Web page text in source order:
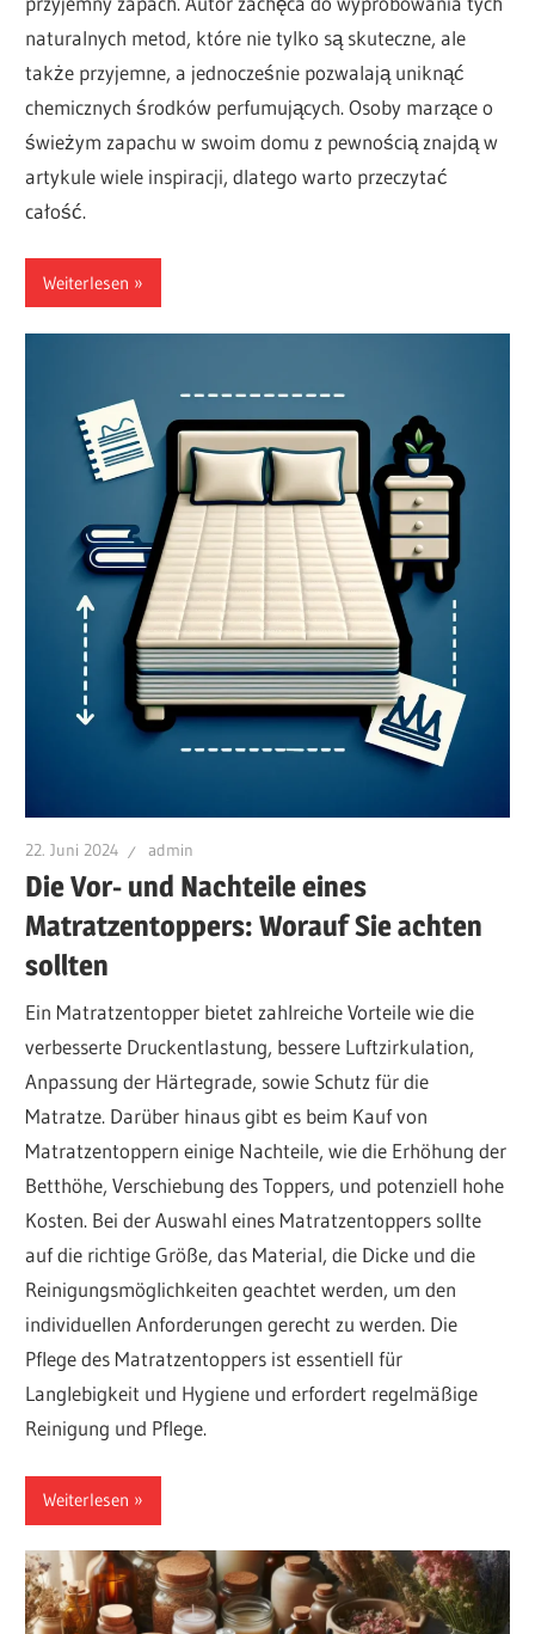
naturalnych metod, które nie tylko są skuteczne, ale
także przyjemne, a jednocześnie pozwalają uniknąć
chemicznych środków perfumujących. Osoby marzące o
świeżym zapachu w swoim domu z pewnością znajdą w
artykule wiele inspiracji, dlatego warto przeczytać
całość.
Weiterlesen
22. Juni 2024 admin
Die Vor- und Nachteile eines
Matratzentoppers: Worauf Sie achten
sollten
Ein Matratzentopper bietet zahlreiche Vorteile wie die
verbesserte Druckentlastung, bessere Luftzirkulation,
Anpassung der Härtegrade, sowie Schutz für die
Matratze. Darüber hinaus gibt es beim Kauf von
Matratzentoppern einige Nachteile, wie die Erhöhung der
Betthöhe, Verschiebung des Toppers, und potenziell hohe
Kosten. Bei der Auswahl eines Matratzentoppers sollte
auf die richtige Größe, das Material, die Dicke und die
Reinigungsmöglichkeiten geachtet werden, um den
individuellen Anforderungen gerecht zu werden. Die
Pflege des Matratzentoppers ist essentiell für
Langlebigkeit und Hygiene und erfordert regelmäßige
Reinigung und Pflege.
Weiterlesen